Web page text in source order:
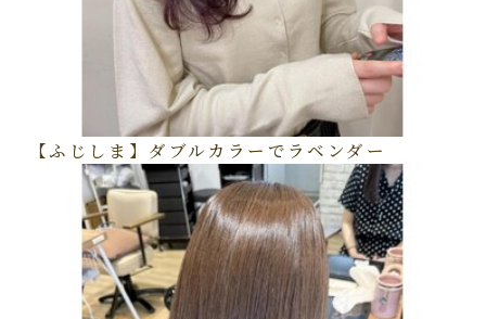
【ふじしま】ダブルカラーでラベンダー